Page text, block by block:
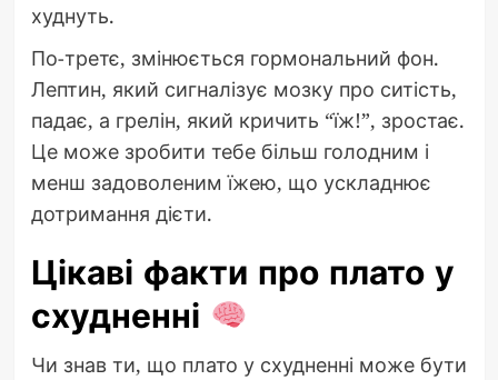
худнуть.
По-третє, змінюється гормональний фон.
Лептин, який сигналізує мозку про ситість,
падає, а грелін, який кричить “їж!”, зростає.
Це може зробити тебе більш голодним і
менш задоволеним їжею, що ускладнює
дотримання дієти.
Цікаві факти про плато у
схудненні
Чи знав ти, що плато у схудненні може бути